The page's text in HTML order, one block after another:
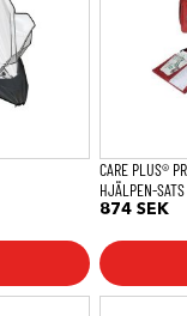
CARE PLUS®
HJÄLPEN-SATS
874 SEK